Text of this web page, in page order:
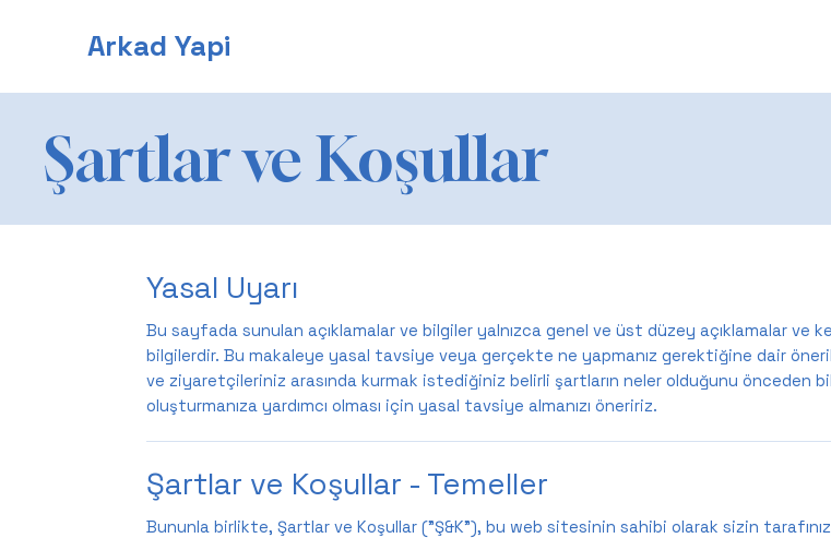
Arkad Yapi
Şartlar ve Koşullar
Yasal Uyarı
Bu sayfada sunulan açıklamalar ve bilgiler yalnızca genel ve üst düzey açıklamalar ve
bilgilerdir. Bu makaleye yasal tavsiye veya gerçekte ne yapmanız gerektiğine dair
ve ziyaretçileriniz arasında kurmak istediğiniz belirli şartların neler olduğunu önceden
oluşturmanıza yardımcı olması için yasal tavsiye almanızı öneririz.
Şartlar ve Koşullar - Temeller
Bununla birlikte, Şartlar ve Koşullar ("Ş&K"), bu web sitesinin sahibi olarak sizin